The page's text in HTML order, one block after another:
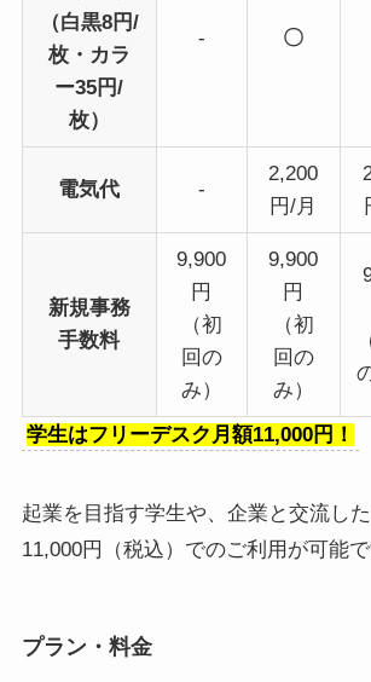
（白黒8円/
枚・カラ
ー35円/
枚）
- 〇
電気代 -
2,200
円/月
新規事務
手数料
9,900
円
（初
回の
み）
9,900
円
（初
回の
み）
学生はフリーデスク月額11,000円！
起業を目指す学生や、企業と交流し
11,000円（税込）でのご利用が可能で
プラン・料金